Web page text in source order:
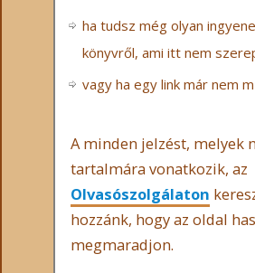
ha tudsz még olyan
könyvről, ami itt nem
vagy ha egy link már nem
A minden jelzést, melyek
tartalmára vonatkozik, az
Olvasószolgálaton
hozzánk, hogy az oldal
megmaradjon.